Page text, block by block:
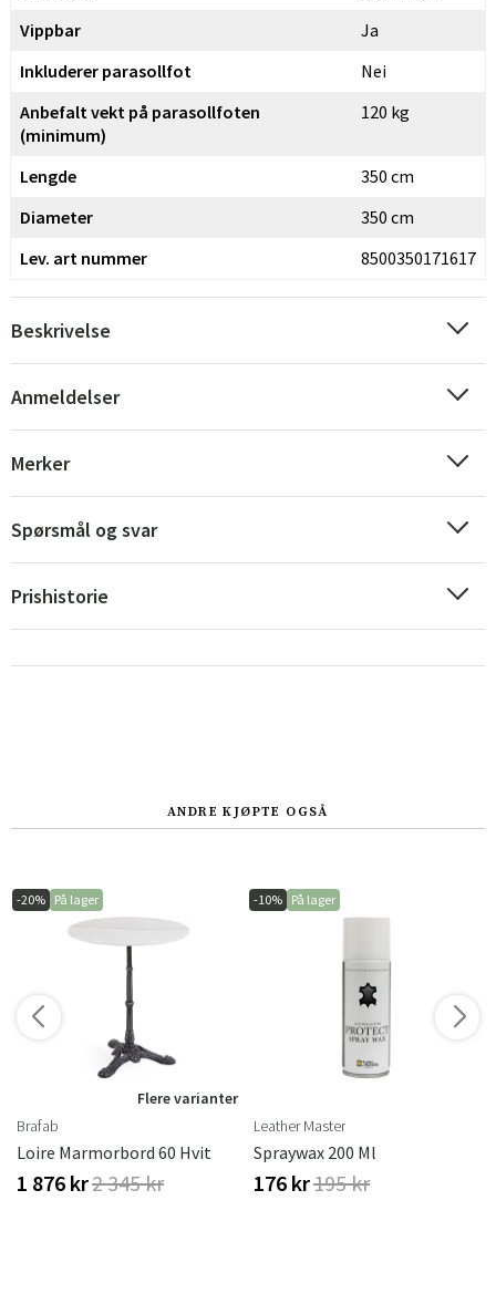
Vippbar
Ja
Inkluderer parasollfot
Nei
Anbefalt vekt på parasollfoten
(minimum)
120 kg
Lengde
350 cm
Diameter
350 cm
Lev. art nummer
8500350171617
Beskrivelse
Anmeldelser
Merker
Spørsmål og svar
Prishistorie
ANDRE KJØPTE OGSÅ
-20% På lager
Flere varianter
Brafab
Loire Marmorbord 60 Hvit
1 876 kr2 345 kr
-10% På lager
Leather Master
Spraywax 200 Ml
176 kr195 kr